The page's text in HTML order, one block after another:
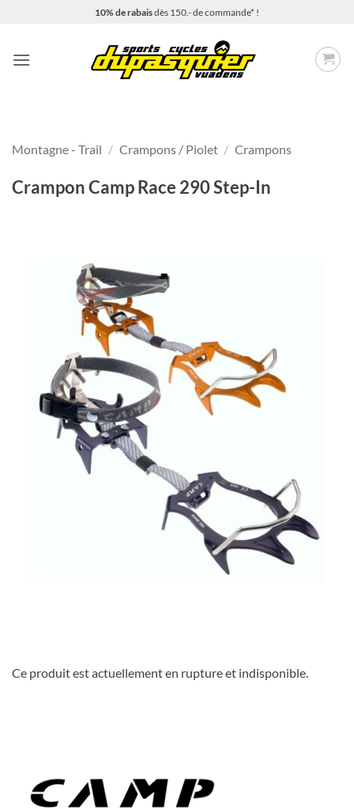
10% de rabaisdès 150.- de commande* !
Montagne - Trail / Crampons / Piolet / Crampons
Crampon Camp Race 290 Step-In
Ce produit est actuellement en rupture et indisponible.